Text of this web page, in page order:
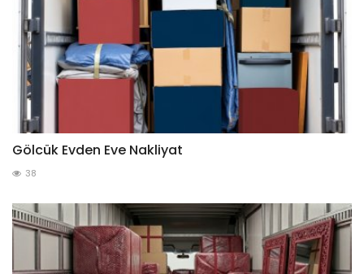
Gölcük Evden Eve Nakliyat
38